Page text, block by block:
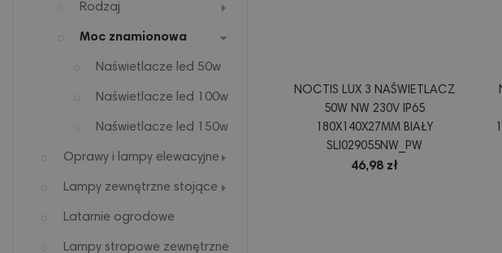
Rodzaj
Moc znamionowa
Naświetlacze led 50w
Naświetlacze led 100w
Naświetlacze led 150w
Oprawy i lampy elewacyjne
Lampy zewnętrzne stojące
Latarnie ogrodowe
Lampy stropowe zewnętrzne
NOCTIS LUX 3 NAŚWIETLACZ
50W NW 230V IP65
180X140X27MM BIAŁY
SLI029055NW_PW
46,98 zł